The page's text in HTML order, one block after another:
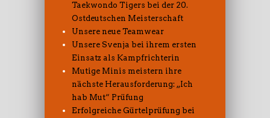
Taekwondo Tigers bei der 20.
Ostdeutschen Meisterschaft
Unsere neue Teamwear
Unsere Svenja bei ihrem ersten
Einsatz als Kampfrichterin
Mutige Minis meistern ihre
nächste Herausforderung: „Ich
hab Mut“ Prüfung
Erfolgreiche Gürtelprüfung bei